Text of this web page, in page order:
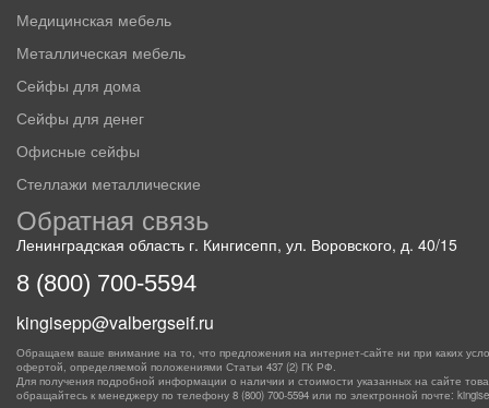
Медицинская мебель
Металлическая мебель
Сейфы для дома
Сейфы для денег
Офисные сейфы
Стеллажи металлические
Обратная связь
Ленинградская область г. Кингисепп, ул. Воровского, д. 40/15
8 (800) 700-5594
kingisepp@valbergseif.ru
Обращаем ваше внимание на то, что предложения на интернет-сайте ни при каких
офертой, определяемой положениями Статьи 437 (2) ГК РФ.
Для получения подробной информации о наличии и стоимости указанных на сайте
обращайтесь к менеджеру по телефону 8 (800) 700-5594 или по электронной почте: